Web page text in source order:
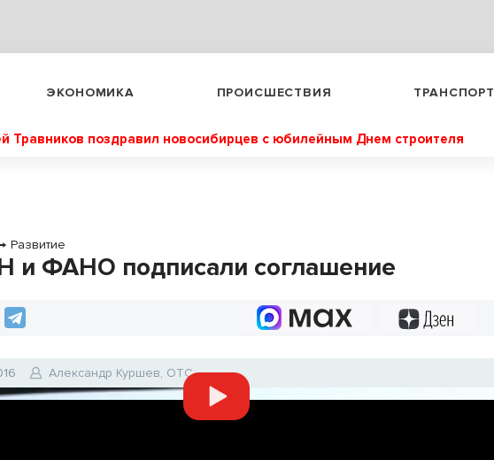
ЭКОНОМИКА ПРОИСШЕСТВИЯ ТРАНСПОРТ
Травников поздравил новосибирцев с юбилейным Днем строителя
→ Развитие
и ФАНО подписали соглашение
Александр Куршев, ОТС